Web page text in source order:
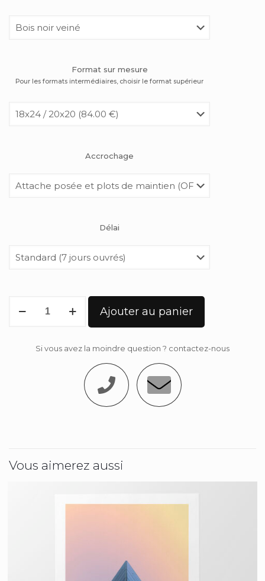
Format sur mesure
Pour les formats intermédiaires, choisir le format supérieur
Accrochage
Délai
Ajouter au panier
Si vous avez la moindre question ? contactez-nous
Vous aimerez aussi